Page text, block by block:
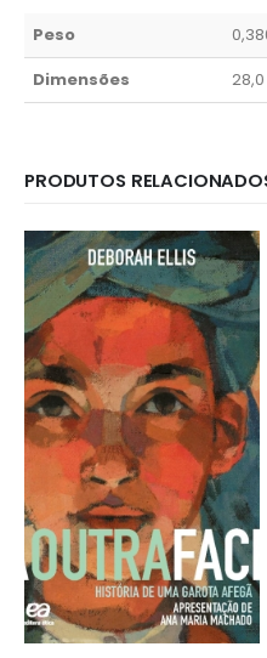
Peso
Dimensões
PRODUTOS